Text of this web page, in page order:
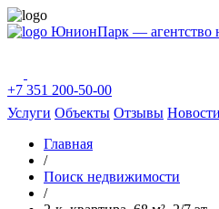
ЮнионПарк — агентство
+7 351 200-50-00
Услуги Объекты Отзывы Новости
Главная
/
Поиск недвижимости
/